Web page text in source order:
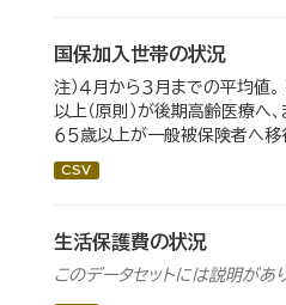
国保加入世帯の状況
注）４月から３月までの平均値。
以上（原則）が後期高齢医療へ
６５歳以上が一般被保険者へ移
CSV
生活保護費の状況
このデータセットには説明があ